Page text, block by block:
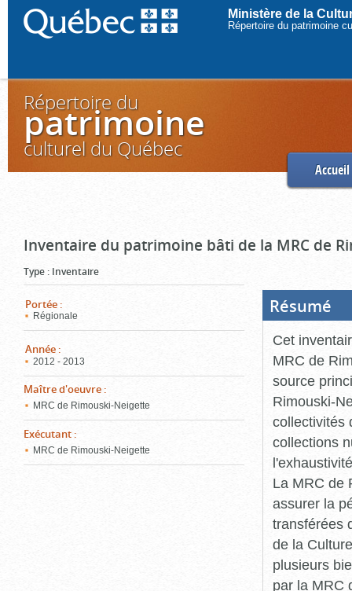
Ministère de la
Répertoire du patrimoine
Répertoire du
patrimoine
culturel du Québec
Accueil
Inventaire du patrimoine bâti de la MRC de
Type : Inventaire
Portée :
Régionale
Année :
2012 - 2013
Maître d'oeuvre :
MRC de Rimouski-Neigette
Exécutant :
MRC de Rimouski-Neigette
Résumé
Cet
MRC de
source
Rimouski-
collectivités
collections
La MRC de
assurer la
transférées
de la
plusieurs
par la MRC